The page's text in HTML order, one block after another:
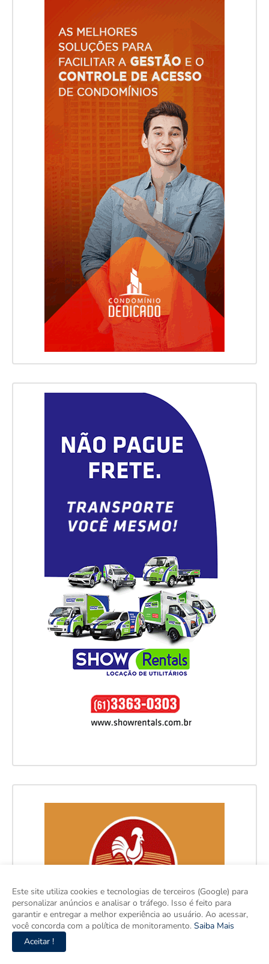
Este site utiliza cookies e tecnologias de terceiros (Google) para
personalizar anúncios e analisar o tráfego. Isso é feito para
garantir e entregar a melhor experiência ao usuário. Ao acessar,
você concorda com a política de monitoramento. Saiba Mais
Aceitar !